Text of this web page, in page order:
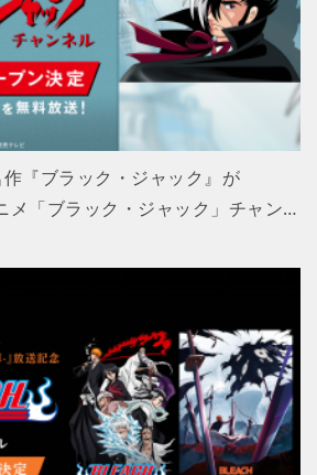
『ブラック・ジャック』が
メ「ブラック・ジャック」チャン…